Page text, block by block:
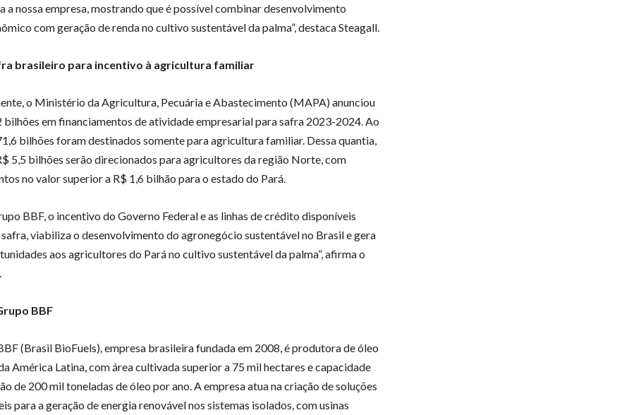
a nossa empresa, mostrando que é possível combinar desenvolvimento
com geração de renda no cultivo sustentável da palma”, destaca Steagall.
brasileiro para incentivo à agricultura familiar
o Ministério da Agricultura, Pecuária e Abastecimento (MAPA) anunciou
bilhões em financiamentos de atividade empresarial para safra 2023-2024. Ao
bilhões foram destinados somente para agricultura familiar. Dessa quantia,
5,5 bilhões serão direcionados para agricultores da região Norte, com
no valor superior a R$ 1,6 bilhão para o estado do Pará.
BBF, o incentivo do Governo Federal e as linhas de crédito disponíveis
viabiliza o desenvolvimento do agronegócio sustentável no Brasil e gera
aos agricultores do Pará no cultivo sustentável da palma”, afirma o
BBF
(Brasil BioFuels), empresa brasileira fundada em 2008, é produtora de óleo
América Latina, com área cultivada superior a 75 mil hectares e capacidade
de 200 mil toneladas de óleo por ano. A empresa atua na criação de soluções
para a geração de energia renovável nos sistemas isolados, com usinas